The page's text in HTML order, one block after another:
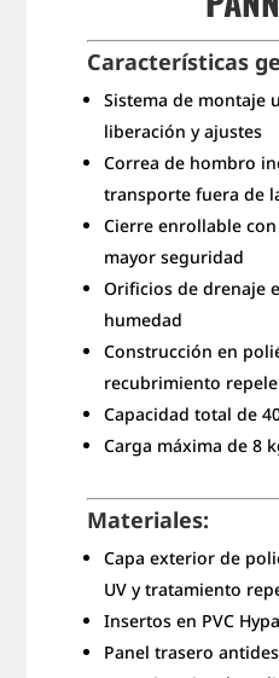
Características
Sistema de montaje
liberación y ajustes
Correa de hombro
transporte fuera de
Cierre enrollable
mayor seguridad
Orificios de drenaje
humedad
Construcción en
recubrimiento
Capacidad total de
Carga máxima de 8
Materiales:
Capa exterior de
UV y tratamiento
Insertos en PVC
Panel trasero